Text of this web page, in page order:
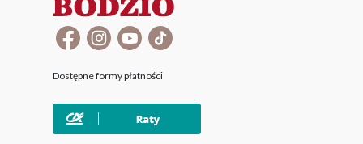
Dostępne formy płatności